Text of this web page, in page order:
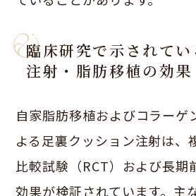
臨床研究で示されて
注射・脂肪移植の効果
自家脂肪移植およびコラーゲ
よる足裏クッション注射は、
比較試験（RCT）および長期
効果が検証されています。主